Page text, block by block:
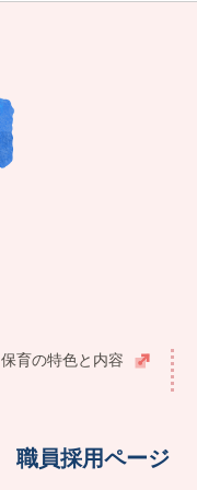
保育の特色と内容
職員採用ページ